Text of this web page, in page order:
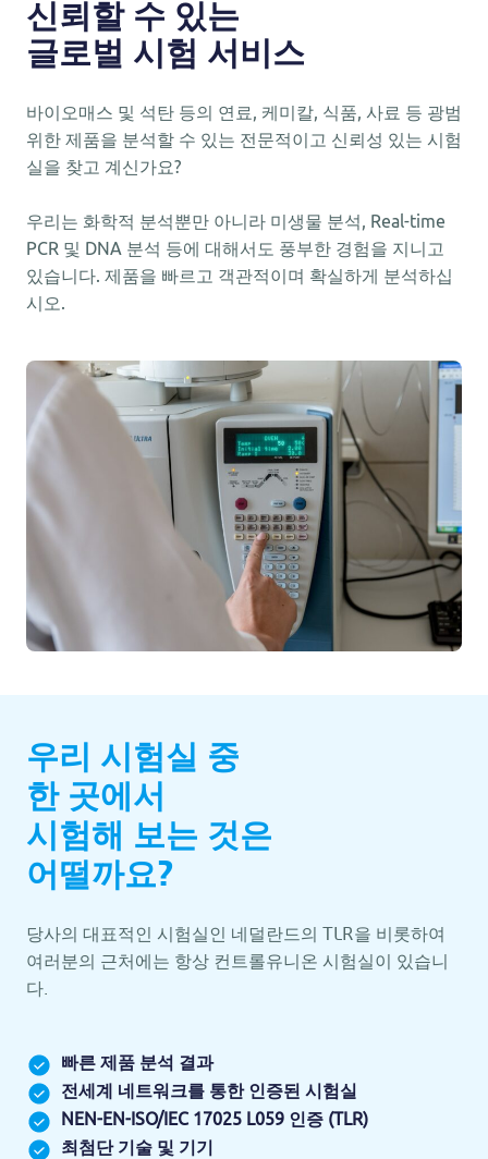
신뢰할 수 있는
글로벌 시험 서비스
바이오매스 및 석탄 등의 연료, 케미칼, 식품, 사료 등 광범
위한 제품을 분석할 수 있는 전문적이고 신뢰성 있는 시험
실을 찾고 계신가요?
우리는 화학적 분석뿐만 아니라 미생물 분석, Real-time
PCR 및 DNA 분석 등에 대해서도 풍부한 경험을 지니고
있습니다. 제품을 빠르고 객관적이며 확실하게 분석하십
시오.
우리 시험실 중
한 곳에서
시험해 보는 것은
어떨까요?
당사의 대표적인 시험실인 네덜란드의 TLR을 비롯하여
여러분의 근처에는 항상 컨트롤유니온 시험실이 있습니
다.
빠른 제품 분석 결과
전세계 네트워크를 통한 인증된 시험실
NEN-EN-ISO/IEC 17025 L059 인증 (TLR)
최첨단 기술 및 기기